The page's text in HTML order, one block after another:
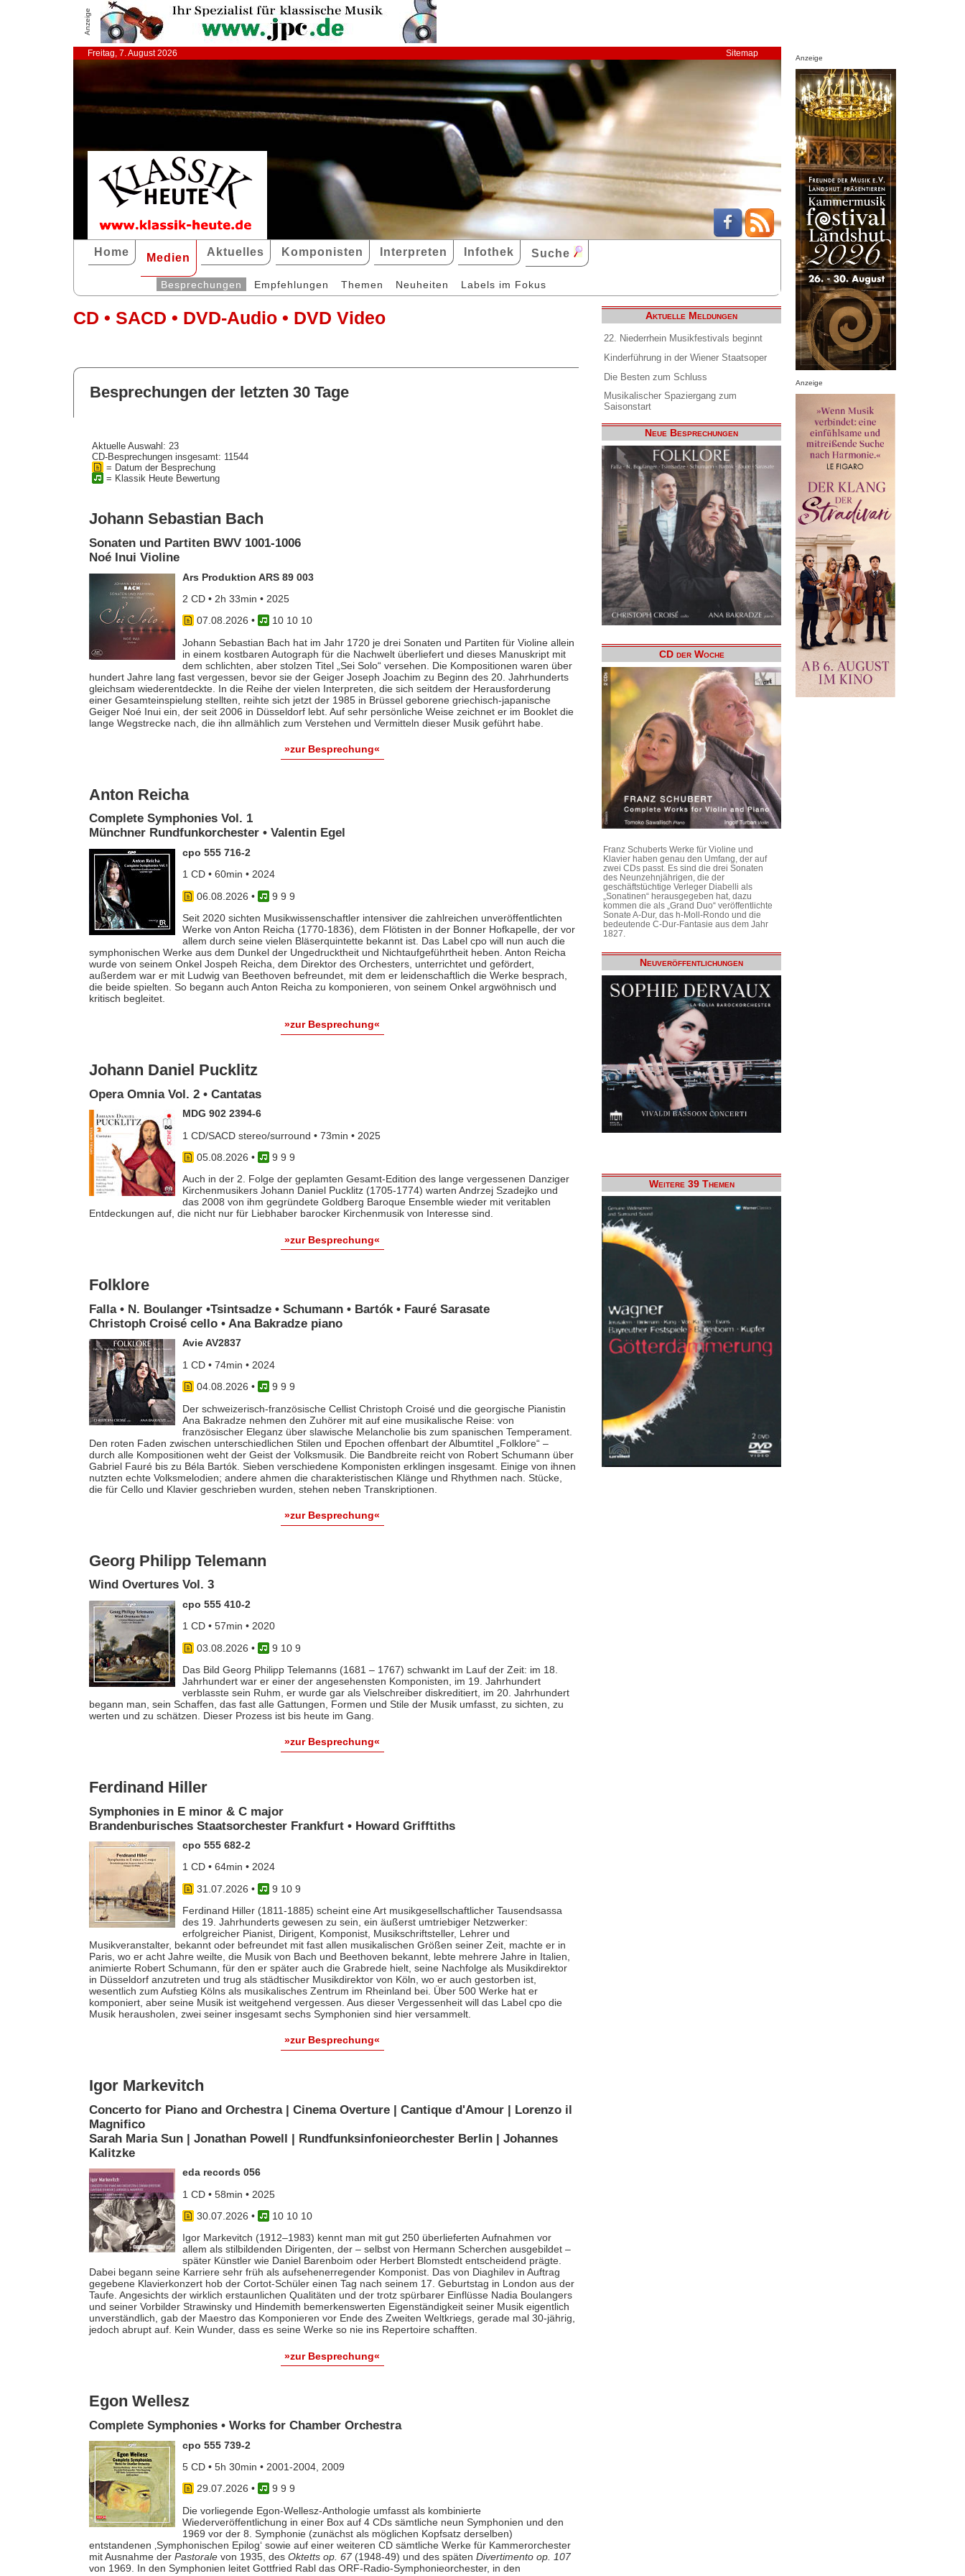
Anzeige
Freitag, 7. August 2026 Sitemap
Home Medien Aktuelles Komponisten Interpreten Infothek Suche
Besprechungen Empfehlungen Themen Neuheiten Labels im Fokus
CD • SACD • DVD-Audio • DVD Video
Besprechungen der letzten 30 Tage
Aktuelle Auswahl: 23
CD-Besprechungen insgesamt: 11544
= Datum der Besprechung
= Klassik Heute Bewertung
Johann Sebastian Bach
Sonaten und Partiten BWV 1001-1006
Noé Inui Violine
Ars Produktion ARS 89 003
2 CD • 2h 33min • 2025
07.08.2026 •
10 10 10
Johann Sebastian Bach hat im Jahr 1720 je drei Sonaten und Partiten für Violine allein
in einem kostbaren Autograph für die Nachwelt überliefert und dieses Manuskript mit
dem schlichten, aber stolzen Titel „Sei Solo“ versehen. Die Kompositionen waren über
hundert Jahre lang fast vergessen, bevor sie der Geiger Joseph Joachim zu Beginn des 20. Jahrhunderts
gleichsam wiederentdeckte. In die Reihe der vielen Interpreten, die sich seitdem der Herausforderung
einer Gesamteinspielung stellten, reihte sich jetzt der 1985 in Brüssel geborene griechisch-japanische
Geiger Noé Inui ein, der seit 2006 in Düsseldorf lebt. Auf sehr persönliche Weise zeichnet er im Booklet die
lange Wegstrecke nach, die ihn allmählich zum Verstehen und Vermitteln dieser Musik geführt habe.
»zur Besprechung«
Anton Reicha
Complete Symphonies Vol. 1
Münchner Rundfunkorchester • Valentin Egel
cpo 555 716-2
1 CD • 60min • 2024
06.08.2026 •
9 9 9
Seit 2020 sichten Musikwissenschaftler intensiver die zahlreichen unveröffentlichten
Werke von Anton Reicha (1770-1836), dem Flötisten in der Bonner Hofkapelle, der vor
allem durch seine vielen Bläserquintette bekannt ist. Das Label cpo will nun auch die
symphonischen Werke aus dem Dunkel der Ungedrucktheit und Nichtaufgeführtheit heben. Anton Reicha
wurde von seinem Onkel Jospeh Reicha, dem Direktor des Orchesters, unterrichtet und gefördert,
außerdem war er mit Ludwig van Beethoven befreundet, mit dem er leidenschaftlich die Werke besprach,
die beide spielten. So begann auch Anton Reicha zu komponieren, von seinem Onkel argwöhnisch und
kritisch begleitet.
»zur Besprechung«
Johann Daniel Pucklitz
Opera Omnia Vol. 2 • Cantatas
MDG 902 2394-6
1 CD/SACD stereo/surround • 73min • 2025
05.08.2026 •
9 9 9
Auch in der 2. Folge der geplamten Gesamt-Edition des lange vergessenen Danziger
Kirchenmusikers Johann Daniel Pucklitz (1705-1774) warten Andrzej Szadejko und
das 2008 von ihm gegründete Goldberg Baroque Ensemble wieder mit veritablen
Entdeckungen auf, die nicht nur für Liebhaber barocker Kirchenmusik von Interesse sind.
»zur Besprechung«
Folklore
Falla • N. Boulanger •Tsintsadze • Schumann • Bartók • Fauré Sarasate
Christoph Croisé cello • Ana Bakradze piano
Avie AV2837
1 CD • 74min • 2024
04.08.2026 •
9 9 9
Der schweizerisch-französische Cellist Christoph Croisé und die georgische Pianistin
Ana Bakradze nehmen den Zuhörer mit auf eine musikalische Reise: von
französischer Eleganz über slawische Melancholie bis zum spanischen Temperament.
Den roten Faden zwischen unterschiedlichen Stilen und Epochen offenbart der Albumtitel „Folklore“ –
durch alle Kompositionen weht der Geist der Volksmusik. Die Bandbreite reicht von Robert Schumann über
Gabriel Fauré bis zu Béla Bartók. Sieben verschiedene Komponisten erklingen insgesamt. Einige von ihnen
nutzten echte Volksmelodien; andere ahmen die charakteristischen Klänge und Rhythmen nach. Stücke,
die für Cello und Klavier geschrieben wurden, stehen neben Transkriptionen.
»zur Besprechung«
Georg Philipp Telemann
Wind Overtures Vol. 3
cpo 555 410-2
1 CD • 57min • 2020
03.08.2026 •
9 10 9
Das Bild Georg Philipp Telemanns (1681 – 1767) schwankt im Lauf der Zeit: im 18.
Jahrhundert war er einer der angesehensten Komponisten, im 19. Jahrhundert
verblasste sein Ruhm, er wurde gar als Vielschreiber diskreditiert, im 20. Jahrhundert
begann man, sein Schaffen, das fast alle Gattungen, Formen und Stile der Musik umfasst, zu sichten, zu
werten und zu schätzen. Dieser Prozess ist bis heute im Gang.
»zur Besprechung«
Ferdinand Hiller
Symphonies in E minor & C major
Brandenburisches Staatsorchester Frankfurt • Howard Grifftiths
cpo 555 682-2
1 CD • 64min • 2024
31.07.2026 •
9 10 9
Ferdinand Hiller (1811-1885) scheint eine Art musikgesellschaftlicher Tausendsassa
des 19. Jahrhunderts gewesen zu sein, ein äußerst umtriebiger Netzwerker:
erfolgreicher Pianist, Dirigent, Komponist, Musikschriftsteller, Lehrer und
Musikveranstalter, bekannt oder befreundet mit fast allen musikalischen Größen seiner Zeit, machte er in
Paris, wo er acht Jahre weilte, die Musik von Bach und Beethoven bekannt, lebte mehrere Jahre in Italien,
animierte Robert Schumann, für den er später auch die Grabrede hielt, seine Nachfolge als Musikdirektor
in Düsseldorf anzutreten und trug als städtischer Musikdirektor von Köln, wo er auch gestorben ist,
wesentlich zum Aufstieg Kölns als musikalisches Zentrum im Rheinland bei. Über 500 Werke hat er
komponiert, aber seine Musik ist weitgehend vergessen. Aus dieser Vergessenheit will das Label cpo die
Musik herausholen, zwei seiner insgesamt sechs Symphonien sind hier versammelt.
»zur Besprechung«
Igor Markevitch
Concerto for Piano and Orchestra | Cinema Overture | Cantique d'Amour | Lorenzo il
Magnifico
Sarah Maria Sun | Jonathan Powell | Rundfunksinfonieorchester Berlin | Johannes
Kalitzke
eda records 056
1 CD • 58min • 2025
30.07.2026 •
10 10 10
Igor Markevitch (1912–1983) kennt man mit gut 250 überlieferten Aufnahmen vor
allem als stilbildenden Dirigenten, der – selbst von Hermann Scherchen ausgebildet –
später Künstler wie Daniel Barenboim oder Herbert Blomstedt entscheidend prägte.
Dabei begann seine Karriere sehr früh als aufsehenerregender Komponist. Das von Diaghilev in Auftrag
gegebene Klavierkonzert hob der Cortot-Schüler einen Tag nach seinem 17. Geburtstag in London aus der
Taufe. Angesichts der wirklich erstaunlichen Qualitäten und der trotz spürbarer Einflüsse Nadia Boulangers
und seiner Vorbilder Strawinsky und Hindemith bemerkenswerten Eigenständigkeit seiner Musik eigentlich
unverständlich, gab der Maestro das Komponieren vor Ende des Zweiten Weltkriegs, gerade mal 30-jährig,
jedoch abrupt auf. Kein Wunder, dass es seine Werke so nie ins Repertoire schafften.
»zur Besprechung«
Egon Wellesz
Complete Symphonies • Works for Chamber Orchestra
cpo 555 739-2
5 CD • 5h 30min • 2001-2004, 2009
29.07.2026 •
9 9 9
Die vorliegende Egon-Wellesz-Anthologie umfasst als kombinierte
Wiederveröffentlichung in einer Box auf 4 CDs sämtliche neun Symphonien und den
1969 vor der 8. Symphonie (zunächst als möglichen Kopfsatz derselben)
entstandenen ‚Symphonischen Epilog‘ sowie auf einer weiteren CD sämtliche Werke für Kammerorchester
mit Ausnahme der Pastoralevon 1935, des Oktetts op. 67(1948-49) und des späten Divertimento op. 107
von 1969. In den Symphonien leitet Gottfried Rabl das ORF-Radio-Symphonieorchester, in den
Aktuelle Meldungen
22. Niederrhein Musikfestivals beginnt
Kinderführung in der Wiener Staatsoper
Die Besten zum Schluss
Musikalischer Spaziergang zum
Saisonstart
Neue Besprechungen
CD der Woche
Franz Schuberts Werke für Violine und
Klavier haben genau den Umfang, der auf
zwei CDs passt. Es sind die drei Sonaten
des Neunzehnjährigen, die der
geschäftstüchtige Verleger Diabelli als
„Sonatinen“ herausgegeben hat, dazu
kommen die als „Grand Duo“ veröffentlichte
Sonate A-Dur, das h-Moll-Rondo und die
bedeutende C-Dur-Fantasie aus dem Jahr
1827.
Neuveröffentlichungen
Weitere 39 Themen
Anzeige
Anzeige